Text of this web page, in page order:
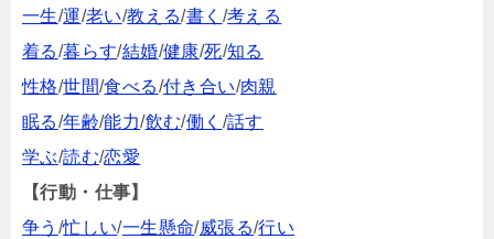
一生/運/老い/教える/書く /考える
着る/暮らす/結婚/健康/死/知る
性格/世間/食べる/付き合い/肉親
眠る/年齢/能力/飲む/働く /話す
学ぶ/読む/恋愛
【行動・仕事】
争う /忙しい/一生懸命/威張る/行い